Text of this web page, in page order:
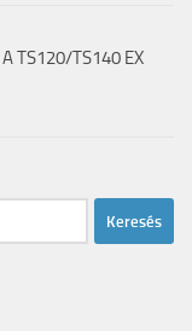
TS120/TS140 EX